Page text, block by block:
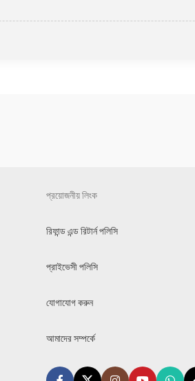
প্রয়োজনীয় লিংক
রিফান্ড এন্ড রিটার্ন পলিসি
প্রাইভেসী পলিসি
যোগাযোগ করুন
আমাদের সম্পর্কে